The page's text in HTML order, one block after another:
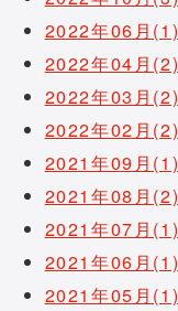
2022年06月(1)
2022年04月(2)
2022年03月(2)
2022年02月(2)
2021年09月(1)
2021年08月(2)
2021年07月(1)
2021年06月(1)
2021年05月(1)